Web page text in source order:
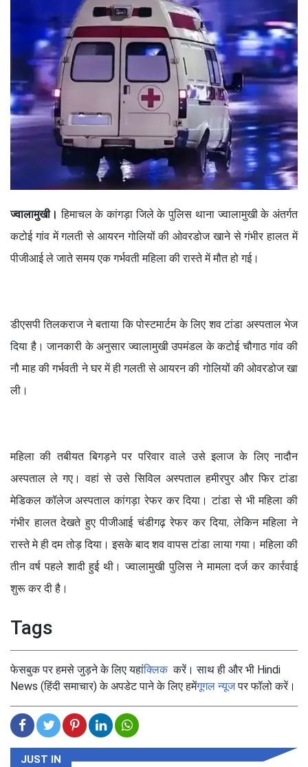
ज्वालामुखी। हिमाचल के कांगड़ा जिले के पुलिस थाना ज्वालामुखी के अंतर्गत
कटोई गांव में गलती से आयरन गोलियों की ओवरडोज खाने से गंभीर हालत में
पीजीआई ले जाते समय एक गर्भवती महिला की रास्ते में मौत हो गई।
डीएसपी तिलकराज ने बताया कि पोस्टमार्टम के लिए शव टांडा अस्पताल भेज
दिया है। जानकारी के अनुसार ज्वालामुखी उपमंडल के कटोई चौगाठ गांव की
नौ माह की गर्भवती ने घर में ही गलती से आयरन की गोलियों की ओवरडोज खा
ली।
महिला की तबीयत बिगड़ने पर परिवार वाले उसे इलाज के लिए नादौन
अस्पताल ले गए। वहां से उसे सिविल अस्पताल हमीरपुर और फिर टांडा
मेडिकल कॉलेज अस्पताल कांगड़ा रेफर कर दिया। टांडा से भी महिला की
गंभीर हालत देखते हुए पीजीआई चंडीगढ़ रेफर कर दिया, लेकिन महिला ने
रास्ते मे ही दम तोड़ दिया। इसके बाद शव वापस टांडा लाया गया। महिला की
तीन वर्ष पहले शादी हुई थी। ज्वालामुखी पुलिस ने मामला दर्ज कर कार्रवाई
शुरू कर दी है।
Tags
फेसबुक पर हमसे जुड़ने के लिए यहांक्लिककरें। साथ ही और भी Hindi
News (हिंदी समाचार) के अपडेट पाने के लिए हमेंगूगल न्यूजपर फॉलो करें।
JUST IN